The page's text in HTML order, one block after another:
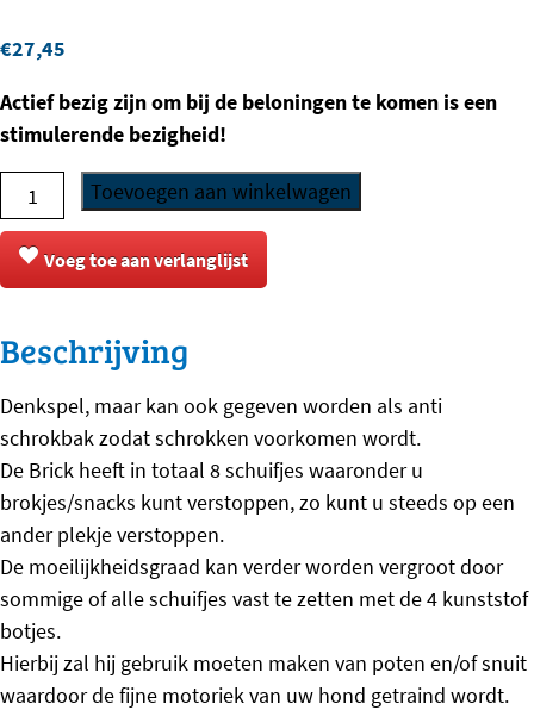
€27,45
Actief bezig zijn om bij de beloningen te komen is een
stimulerende bezigheid!
Nina
Ottosson
Dog
Modern
Toevoegen aan winkelwagen
Voeg toe aan verlanglijst
Beschrijving
Denkspel, maar kan ook gegeven worden als anti
schrokbak zodat schrokken voorkomen wordt.
De Brick heeft in totaal 8 schuifjes waaronder u
brokjes/snacks kunt verstoppen, zo kunt u steeds op een
ander plekje verstoppen.
De moeilijkheidsgraad kan verder worden vergroot door
sommige of alle schuifjes vast te zetten met de 4 kunststof
botjes.
Hierbij zal hij gebruik moeten maken van poten en/of snuit
waardoor de fijne motoriek van uw hond getraind wordt.